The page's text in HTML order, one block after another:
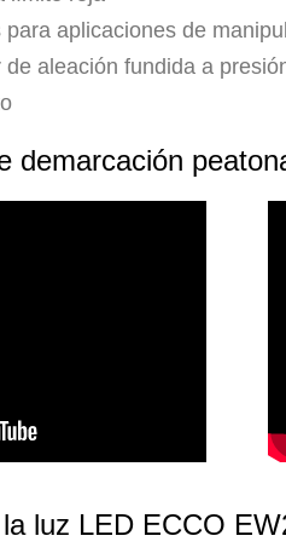
aplicaciones de
aleación fundida a
demarcación
luz LED ECCO